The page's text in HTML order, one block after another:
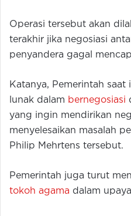
Operasi tersebut akan
terakhir jika negosiasi
penyandera gagal
Katanya, Pemerintah
lunak dalam bernegosiasi
yang ingin mendirikan
menyelesaikan masalah
Philip Mehrtens tersebut.
Pemerintah juga turut
tokoh agama dalam